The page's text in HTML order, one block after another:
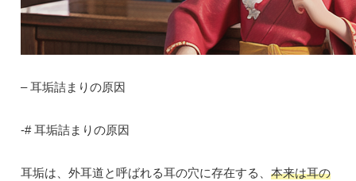
– 耳垢詰まりの原因
-# 耳垢詰まりの原因
耳垢は、外耳道と呼ばれる耳の穴に存在する、 本来は耳の